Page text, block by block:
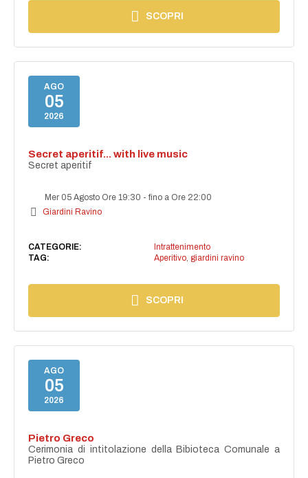
SCOPRI
AGO
05
2026
Secret aperitif... with live music
Secret aperitif
Mer 05 Agosto Ore 19:30 -fino a Ore 22:00
Giardini Ravino
CATEGORIE:
Intrattenimento
TAG:
Aperitivo, giardini ravino
SCOPRI
AGO
05
2026
Pietro Greco
Cerimonia di intitolazione della Bibioteca Comunale a
Pietro Greco